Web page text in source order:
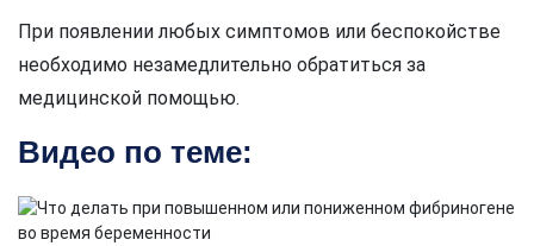
При появлении любых симптомов или беспокойстве
необходимо незамедлительно обратиться за
медицинской помощью.
Видео по теме: